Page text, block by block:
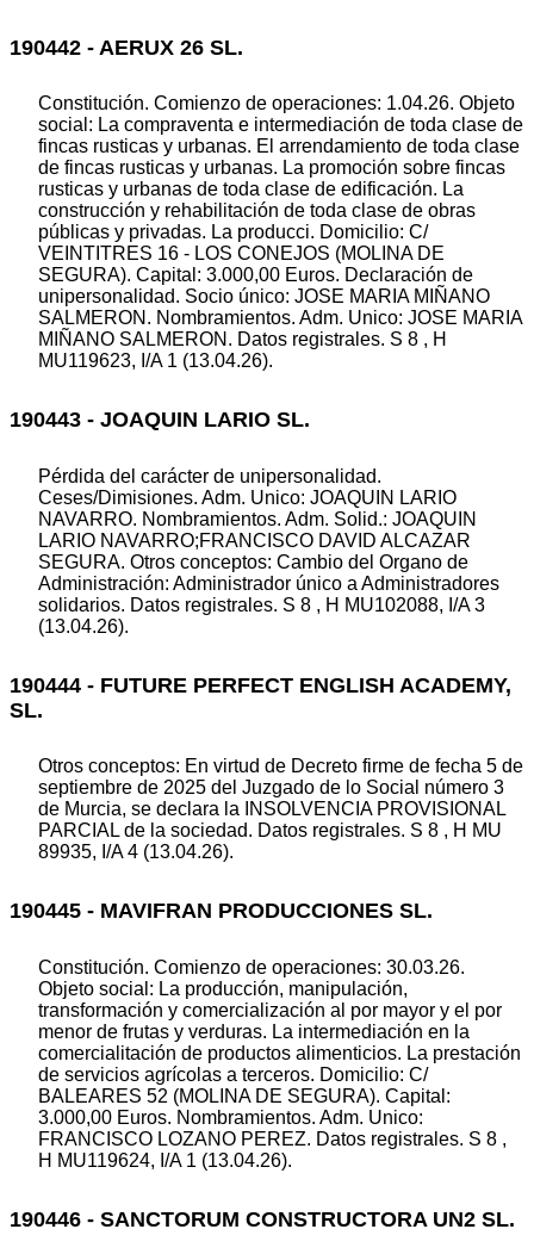
190442 - AERUX 26 SL.
Constitución. Comienzo de operaciones: 1.04.26. Objeto
social: La compraventa e intermediación de toda clase de
fincas rusticas y urbanas. El arrendamiento de toda clase
de fincas rusticas y urbanas. La promoción sobre fincas
rusticas y urbanas de toda clase de edificación. La
construcción y rehabilitación de toda clase de obras
públicas y privadas. La producci. Domicilio: C/
VEINTITRES 16 - LOS CONEJOS (MOLINA DE
SEGURA). Capital: 3.000,00 Euros. Declaración de
unipersonalidad. Socio único: JOSE MARIA MIÑANO
SALMERON. Nombramientos. Adm. Unico: JOSE MARIA
MIÑANO SALMERON. Datos registrales. S 8 , H
MU119623, I/A 1 (13.04.26).
190443 - JOAQUIN LARIO SL.
Pérdida del carácter de unipersonalidad.
Ceses/Dimisiones. Adm. Unico: JOAQUIN LARIO
NAVARRO. Nombramientos. Adm. Solid.: JOAQUIN
LARIO NAVARRO;FRANCISCO DAVID ALCAZAR
SEGURA. Otros conceptos: Cambio del Organo de
Administración: Administrador único a Administradores
solidarios. Datos registrales. S 8 , H MU102088, I/A 3
(13.04.26).
190444 - FUTURE PERFECT ENGLISH ACADEMY,
SL.
Otros conceptos: En virtud de Decreto firme de fecha 5 de
septiembre de 2025 del Juzgado de lo Social número 3
de Murcia, se declara la INSOLVENCIA PROVISIONAL
PARCIAL de la sociedad. Datos registrales. S 8 , H MU
89935, I/A 4 (13.04.26).
190445 - MAVIFRAN PRODUCCIONES SL.
Constitución. Comienzo de operaciones: 30.03.26.
Objeto social: La producción, manipulación,
transformación y comercialización al por mayor y el por
menor de frutas y verduras. La intermediación en la
comercialitación de productos alimenticios. La prestación
de servicios agrícolas a terceros. Domicilio: C/
BALEARES 52 (MOLINA DE SEGURA). Capital:
3.000,00 Euros. Nombramientos. Adm. Unico:
FRANCISCO LOZANO PEREZ. Datos registrales. S 8 ,
H MU119624, I/A 1 (13.04.26).
190446 - SANCTORUM CONSTRUCTORA UN2 SL.